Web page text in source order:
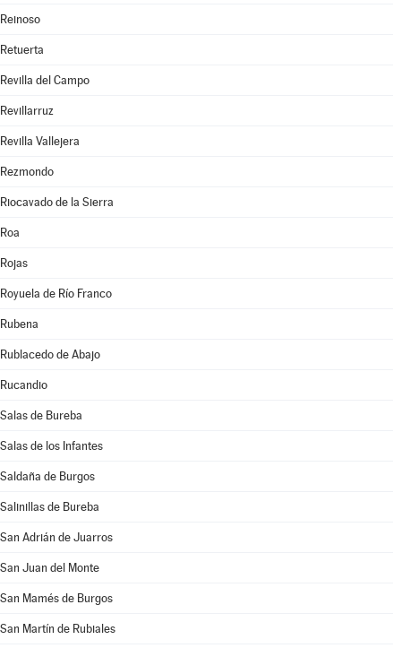
Reinoso
Retuerta
Revilla del Campo
Revillarruz
Revilla Vallejera
Rezmondo
Riocavado de la Sierra
Roa
Rojas
Royuela de Río Franco
Rubena
Rublacedo de Abajo
Rucandio
Salas de Bureba
Salas de los Infantes
Saldaña de Burgos
Salinillas de Bureba
San Adrián de Juarros
San Juan del Monte
San Mamés de Burgos
San Martín de Rubiales